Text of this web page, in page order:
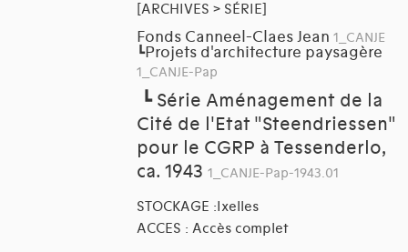
[ARCHIVES > SÉRIE]
Fonds Canneel-Claes Jean 1_CANJE
┗Projets d'architecture paysagère
1_CANJE-Pap
┗ Série Aménagement de la
Cité de l'Etat "Steendriessen"
pour le CGRP à Tessenderlo,
ca. 1943 1_CANJE-Pap-1943.01
STOCKAGE :Ixelles
ACCES : Accès complet